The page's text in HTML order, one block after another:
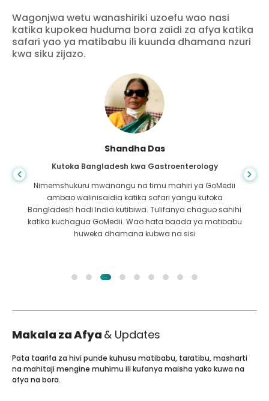
Wagonjwa wetu wanashiriki uzoefu wao nasi
katika kupokea huduma bora zaidi za afya katika
safari yao ya matibabu ili kuunda dhamana nzuri
kwa siku zijazo.
Shandha Das
Kutoka Bangladesh kwa Gastroenterology
Nimemshukuru mwanangu na timu mahiri ya GoMedii
ambao walinisaidia katika safari yangu kutoka
Bangladesh hadi India kutibiwa. Tulifanya chaguo sahihi
katika kuchagua GoMedii. Wao hata baada ya matibabu
huweka dhamana kubwa na sisi
Makala za Afya & Updates
Pata taarifa za hivi punde kuhusu matibabu, taratibu, masharti
na mahitaji mengine muhimu ili kufanya maisha yako kuwa na
afya na bora.